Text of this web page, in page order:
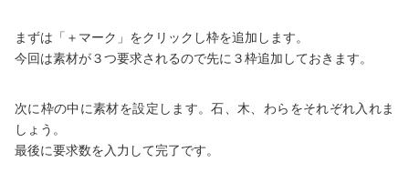
まずは「＋マーク」をクリックし枠を追加します。
今回は素材が３つ要求されるので先に３枠追加しておきます。
次に枠の中に素材を設定します。石、木、わらをそれぞれ入れま
しょう。
最後に要求数を入力して完了です。